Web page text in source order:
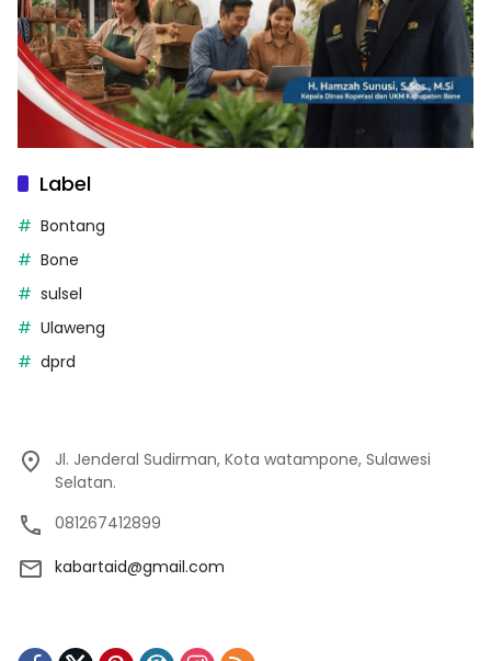
Label
Bontang
Bone
sulsel
Ulaweng
dprd
Jl. Jenderal Sudirman, Kota watampone, Sulawesi
Selatan.
081267412899
kabartaid@gmail.com